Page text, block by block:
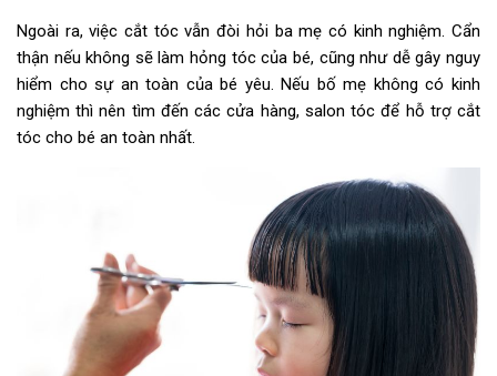
Ngoài ra, việc cắt tóc vẫn đòi hỏi ba mẹ có kinh nghiệm. Cẩn
thận nếu không sẽ làm hỏng tóc của bé, cũng như dễ gây nguy
hiểm cho sự an toàn của bé yêu. Nếu bố mẹ không có kinh
nghiệm thì nên tìm đến các cửa hàng, salon tóc để hỗ trợ cắt
tóc cho bé an toàn nhất.